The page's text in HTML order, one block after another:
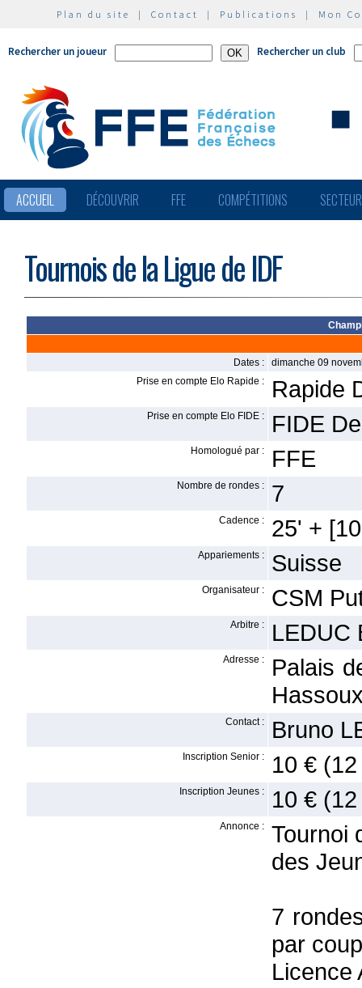
Plan du site | Contact | Publications | Mon
Rechercher un joueur Rechercher un club
ACCUEIL DÉCOUVRIR FFE COMPÉTITIONS
Tournois de la Ligue de IDF
Dates :
dimanche 09
Prise en compte Elo Rapide :
Rapide
Prise en compte Elo FIDE : FIDE
Homologué par : FFE
Nombre de rondes : 7
Cadence : 25' +
Appariements : Suisse
Organisateur : CSM
Arbitre : LEDUC
Adresse :
Palais
Contact : Bruno
Inscription Senior : 10 €
Inscription Jeunes : 10 €
Annonce :
Tournoi
des
7
par coup
Licence